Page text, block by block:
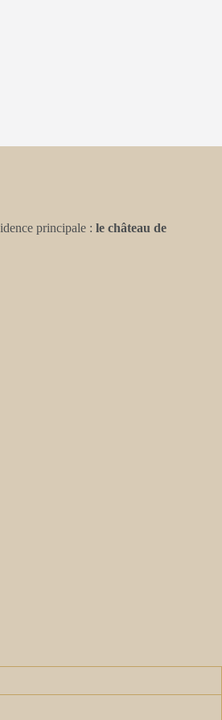
principale : le château de